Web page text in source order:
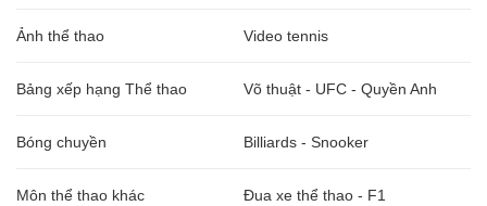
Ảnh thể thao Video tennis
Bảng xếp hạng Thể thao Võ thuật - UFC - Quyền Anh
Bóng chuyền Billiards - Snooker
Môn thể thao khác Đua xe thể thao - F1